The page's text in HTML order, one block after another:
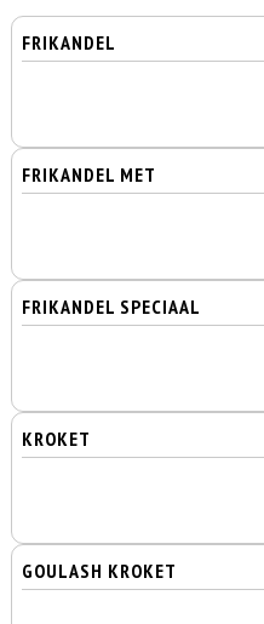
FRIKANDEL
FRIKANDEL MET
FRIKANDEL SPECIAAL
KROKET
GOULASH KROKET